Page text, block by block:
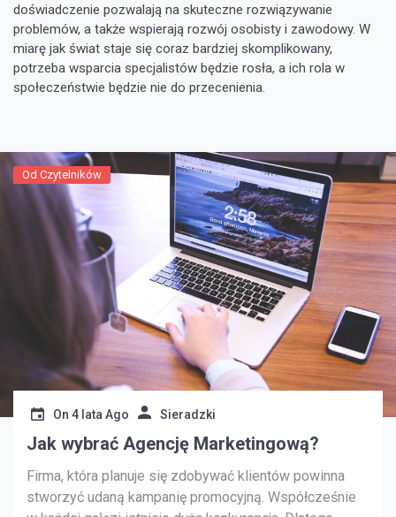
doświadczenie pozwalają na skuteczne rozwiązywanie
problemów, a także wspierają rozwój osobisty i zawodowy. W
miarę jak świat staje się coraz bardziej skomplikowany,
potrzeba wsparcia specjalistów będzie rosła, a ich rola w
społeczeństwie będzie nie do przecenienia.
Od Czytelników
On 4 lata Ago Sieradzki
Jak wybrać Agencję Marketingową?
Firma, która planuje się zdobywać klientów powinna
stworzyć udaną kampanię promocyjną. Współcześnie